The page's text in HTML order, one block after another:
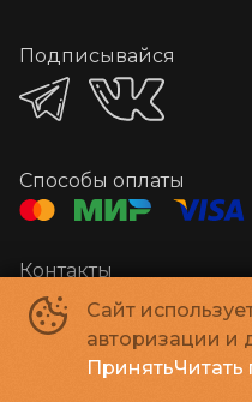
Сайт
авторизации и
Принять
Подписывайся
Способы оплаты
Контакты
Администратор +7
E-mail